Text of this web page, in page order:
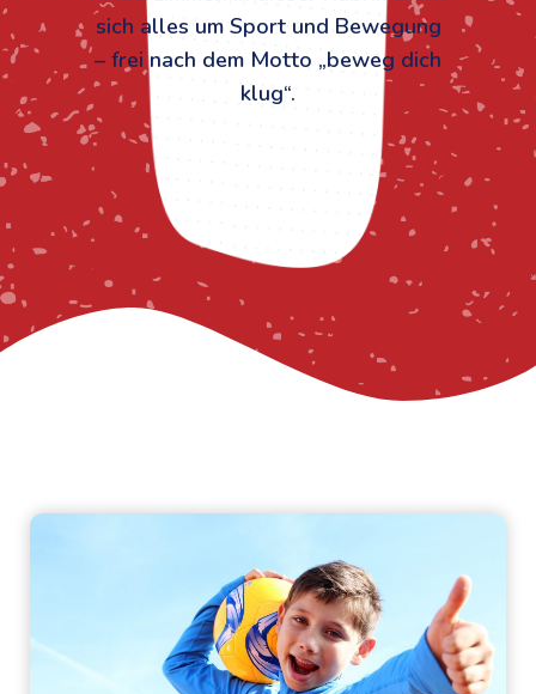
sich alles um Sport und Bewegung
– frei nach dem Motto „beweg dich
klug“.